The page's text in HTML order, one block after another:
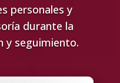
personales y
durante la
y seguimiento.